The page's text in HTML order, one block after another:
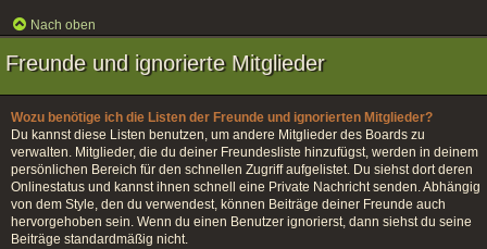
Nach oben
Freunde und ignorierte Mitglieder
Wozu benötige ich die Listen der Freunde und ignorierten Mitglieder?
Du kannst diese Listen benutzen, um andere Mitglieder des Boards zu
verwalten. Mitglieder, die du deiner Freundesliste hinzufügst, werden in deinem
persönlichen Bereich für den schnellen Zugriff aufgelistet. Du siehst dort deren
Onlinestatus und kannst ihnen schnell eine Private Nachricht senden. Abhängig
von dem Style, den du verwendest, können Beiträge deiner Freunde auch
hervorgehoben sein. Wenn du einen Benutzer ignorierst, dann siehst du seine
Beiträge standardmäßig nicht.